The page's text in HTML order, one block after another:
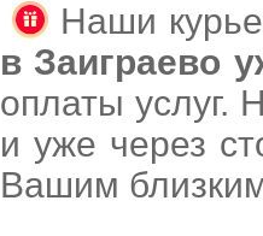
Наши
в Заиграево
оплаты услуг.
и уже через
Вашим